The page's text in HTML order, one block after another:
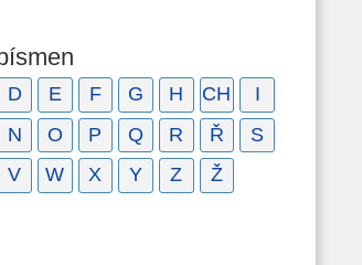
D E F G H CH
I
N O P Q R Ř
S
V W X Y Z Ž